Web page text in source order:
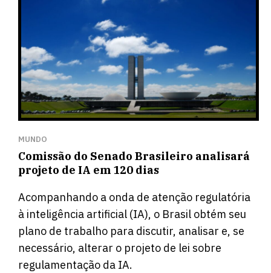
MUNDO
Comissão do Senado Brasileiro analisará
projeto de IA em 120 dias
Acompanhando a onda de atenção regulatória
à inteligência artificial (IA), o Brasil obtém seu
plano de trabalho para discutir, analisar e, se
necessário, alterar o projeto de lei sobre
regulamentação da IA.